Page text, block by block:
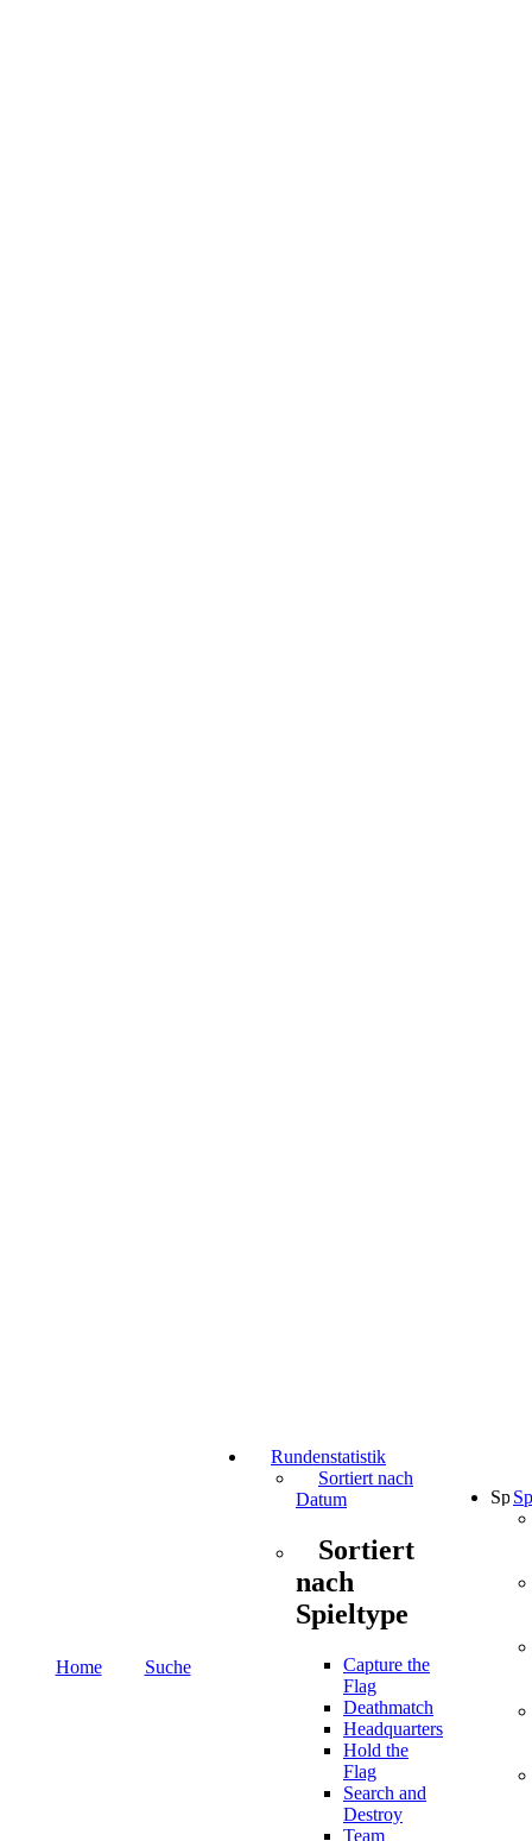
Home Suche
Rundenstatistik
Sortiert nach
Datum
Sortiert
nach
Spieltype
Capture the
Flag
Deathmatch
Headquarters
Hold the
Flag
Search and
Destroy
Team